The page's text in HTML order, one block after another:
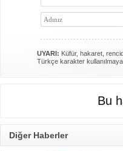
UYARI: Küfür, hakaret,
Türkçe karakter
Bu
Diğer Haberler